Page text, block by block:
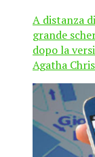
A distanza
grande
dopo la
Agatha